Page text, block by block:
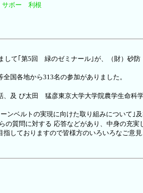
サボー 利根
て｢第5回 緑のゼミナール｣が、（財）砂防
全国各地から313名の参加がありました。
、及 び太田 猛彦東京大学大学院農学生命科
ンベルトの実現に向けた取り組みについて ｣
の質問に対する 応答などがあり、中身の充実
しておりますので皆様方のいろいろなご意見